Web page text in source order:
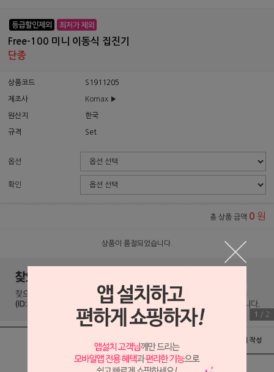
Free-100 미니 이동식 집진기
단종
상품코드 S1911205
제조사 Komax ▶
원산지 한국
규격 Set
옵션
확인
총 상품 금액 0 원
상품이 품절되었습니다.
1 / 2
상품후기 및 평가서 작성